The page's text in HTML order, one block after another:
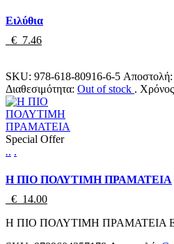
Ειλύθια
€ 7.46
SKU: 978-618-80916-6-5 Αποστολή:
Διαθεσιμότητα: Out of stock .
Special Offer
.. .
Η ΠΙΟ ΠΟΛΥΤΙΜΗ ΠΡΑΜΑΤΕΙΑ
€ 14.00
Η ΠΙΟ ΠΟΛΥΤΙΜΗ ΠΡΑΜΑΤΕΙΑ